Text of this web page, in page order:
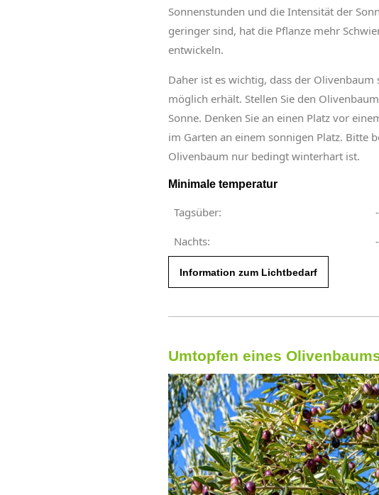
Sonnenstunden und die Intensität der
geringer sind, hat die Pflanze mehr
entwickeln.
Daher ist es wichtig, dass der
möglich erhält. Stellen Sie den
Sonne. Denken Sie an einen Platz vor
im Garten an einem sonnigen Platz. Bitte
Olivenbaum nur bedingt winterhart ist.
Minimale temperatur
Tagsüber:
Nachts:
Information zum Lichtbedarf
Umtopfen eines